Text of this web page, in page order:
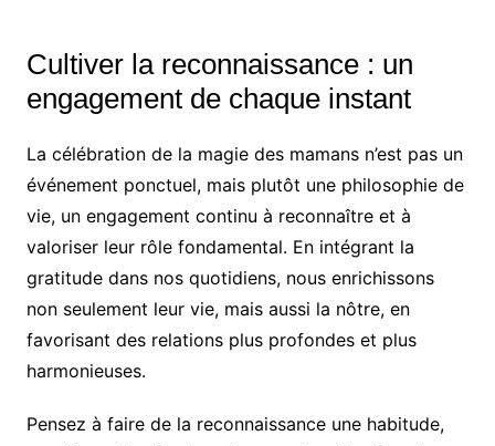
Cultiver la reconnaissance : un
engagement de chaque instant
La célébration de la magie des mamans n’est pas un
événement ponctuel, mais plutôt une philosophie de
vie, un engagement continu à reconnaître et à
valoriser leur rôle fondamental. En intégrant la
gratitude dans nos quotidiens, nous enrichissons
non seulement leur vie, mais aussi la nôtre, en
favorisant des relations plus profondes et plus
harmonieuses.
Pensez à faire de la reconnaissance une habitude,